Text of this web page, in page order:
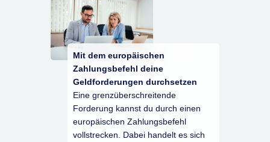
Mit dem europäischen
Zahlungsbefehl deine
Geldforderungen durchsetzen
Eine grenzüberschreitende
Forderung kannst du durch einen
europäischen Zahlungsbefehl
vollstrecken. Dabei handelt es sich